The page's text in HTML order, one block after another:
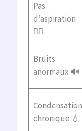
Pas
d’aspiration
😶‍🌫️
Bruits
anormaux 🔊
Condensation
chronique 💧